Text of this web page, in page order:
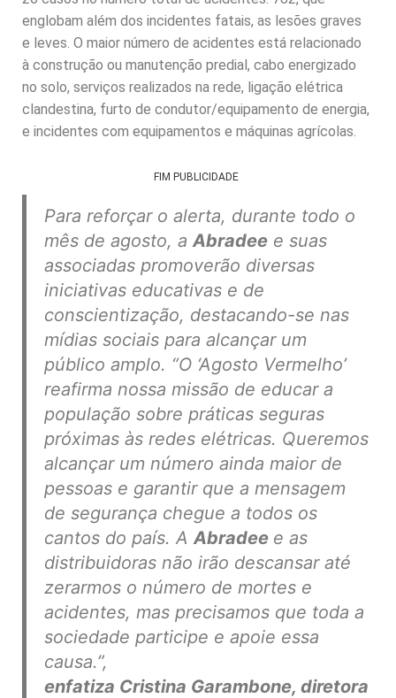
englobam além dos incidentes fatais, as lesões graves
e leves. O maior número de acidentes está relacionado
à construção ou manutenção predial, cabo energizado
no solo, serviços realizados na rede, ligação elétrica
clandestina, furto de condutor/equipamento de energia,
e incidentes com equipamentos e máquinas agrícolas.
FIM PUBLICIDADE
Para reforçar o alerta, durante todo o
mês de agosto, aAbradee e suas
associadas promoverão diversas
iniciativas educativas e de
conscientização, destacando-se nas
mídias sociais para alcançar um
público amplo. “O ‘Agosto Vermelho’
reafirma nossa missão de educar a
população sobre práticas seguras
próximas às redes elétricas. Queremos
alcançar um número ainda maior de
pessoas e garantir que a mensagem
de segurança chegue a todos os
cantos do país. AAbradee e as
distribuidoras não irão descansar até
zerarmos o número de mortes e
acidentes, mas precisamos que toda a
sociedade participe e apoie essa
causa.”,
enfatiza Cristina Garambone, diretora